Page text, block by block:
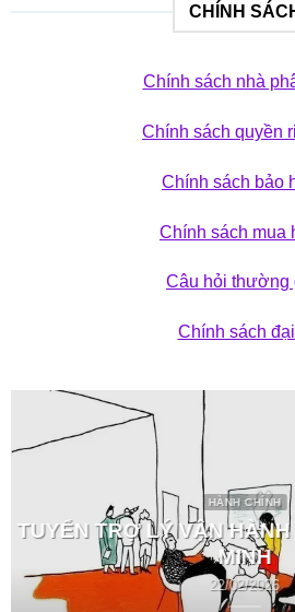
CHÍNH
Chính sách nhà
Chính sách quyền
Chính sách bảo
Chính sách mua
Câu hỏi thường
Chính sách
HÀNH CHÍNH
TUYỂN TRỢ LÝ VẬN
MINH
22/02/2026